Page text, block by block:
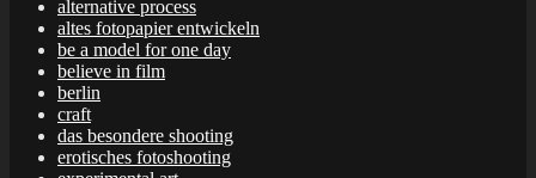
alternative process
altes fotopapier entwickeln
be a model for one day
believe in film
berlin
craft
das besondere shooting
erotisches fotoshooting